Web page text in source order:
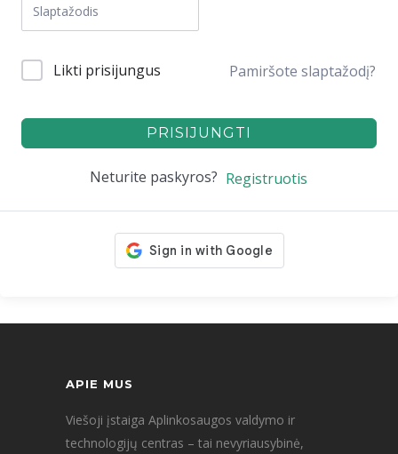
Likti prisijungus Pamiršote slaptažodį?
PRISIJUNGTI
Neturite paskyros? Registruotis
APIE MUS
Viešoji įstaiga Aplinkosaugos valdymo ir
technologijų centras – tai nevyriausybinė,